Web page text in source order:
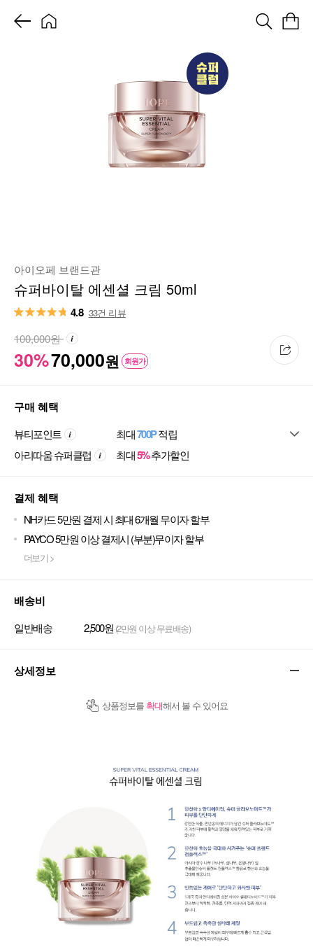
아이오페 브랜드관
슈퍼바이탈 에센셜 크림 50ml
4.8 33건 리뷰
30%70,000원 회원가
100,000원
구매 혜택
뷰티포인트 최대700P적립
아리따움 슈퍼클럽
최대5%추가할인
결제 혜택
NH카드 5만원 결제 시 최대 6개월 무이자 할부
PAYCO 5만원 이상 결제시 (부분)무이자 할부
더보기 >
배송비
일반배송 2,500원 (2만원 이상 무료배송)
상세정보
상품정보를 확대해서 볼 수 있어요